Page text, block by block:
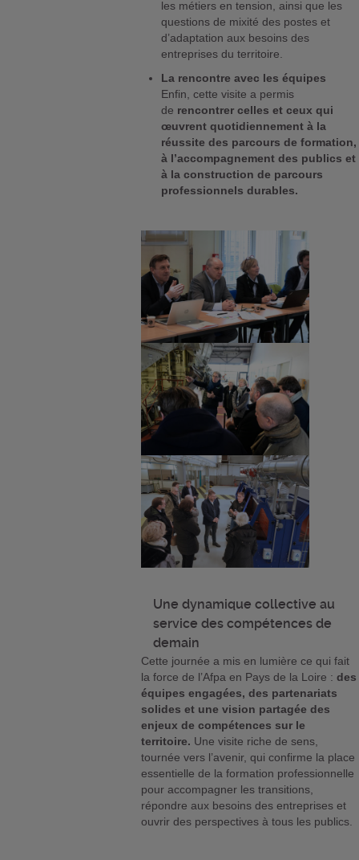
les métiers en tension, ainsi que les
questions de mixité des postes et
d’adaptation aux besoins des
entreprises du territoire.
La rencontre avec les équipes
Enfin, cette visite a permis
de rencontrer celles et ceux qui
œuvrent quotidiennement à la
réussite des parcours de formation,
à l’accompagnement des publics et
à la construction de parcours
professionnels durables.
Une dynamique collective au
service des compétences de
demain
Cette journée a mis en lumière ce qui fait
la force de l’Afpa en Pays de la Loire :des
équipes engagées, des partenariats
solides et une vision partagée des
enjeux de compétences sur le
territoire. Une visite riche de sens,
tournée vers l’avenir, qui confirme la place
essentielle de la formation professionnelle
pour accompagner les transitions,
répondre aux besoins des entreprises et
ouvrir des perspectives à tous les publics.